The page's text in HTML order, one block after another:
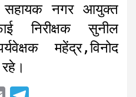
नगर आयुक्त
निरीक्षक सुनील
महेंद्र,विनोद